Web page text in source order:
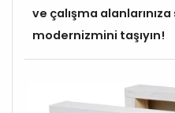
ve çalışma
modernizmini taşıyın!